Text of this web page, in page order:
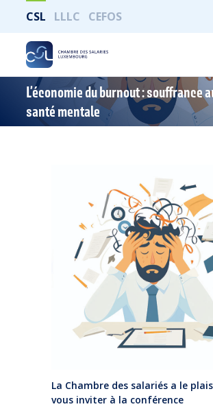
CSL LLLC CEFOS
L’économie du burnout : souffrance
santé mentale
La Chambre des salariés a le
vous inviter à la conférence